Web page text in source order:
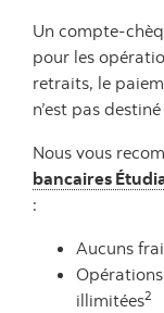
Un compte-
pour les
retraits, le
n’est pas
Nous vous
bancaires
:
Aucuns
illimitées2